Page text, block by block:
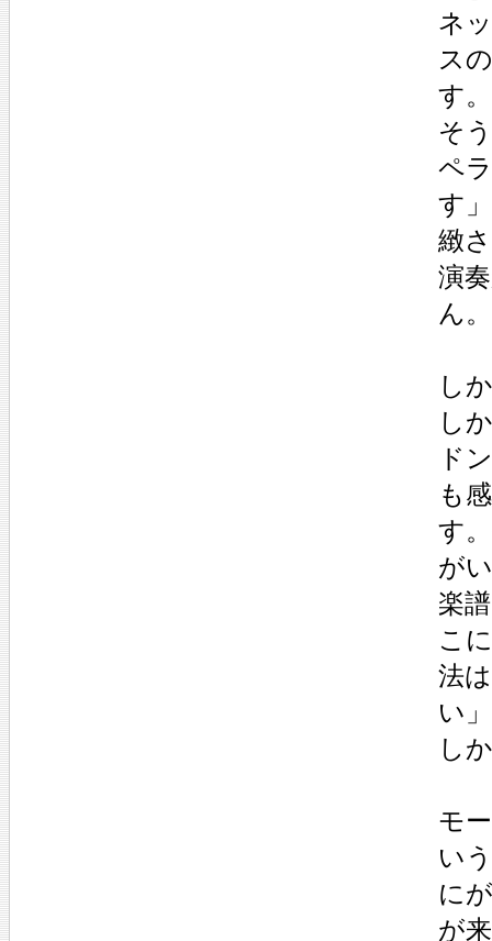
ネ
ス
す。
そ
ペ
す
緻
演
ん。
し
し
ド
も
す
が
楽
こ
法
い
し
モ
い
に
が